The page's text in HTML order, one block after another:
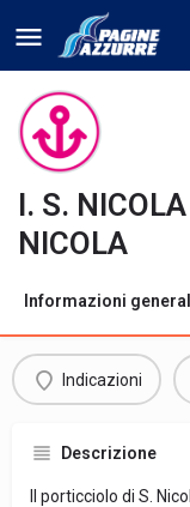
I. S.
NICOLA
Informazioni
Indicazioni
Descrizione
Il porticciolo di S.